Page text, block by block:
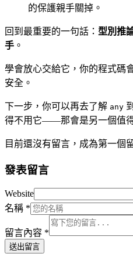
的保護親手關掉。
回到最重要的一句話： 型別推
手 。
學會放心交給它，你的程式碼
安全。
下一步，你可以再去了解 any
得不用它——那會是另一個值
目前還沒有留言，成為第一個
發表留言
Website
名稱 *
留言內容 *
送出留言